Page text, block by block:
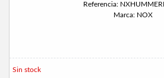
Referencia:
Marca: NOX
Sin stock